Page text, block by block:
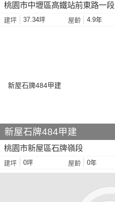
桃園市中壢區高鐵站前東路一段
建坪 37.34坪 屋齡 4.9年
新屋石牌484甲建
桃園市新屋區石牌嶺段
建坪 0坪 屋齡 0年